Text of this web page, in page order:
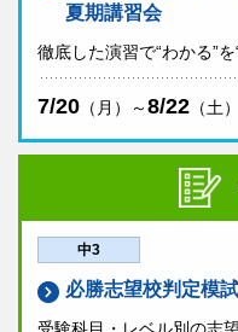
夏期講習会
徹底した演習で“わかる”を
7/20 （月）～8/22 （土）
中3
必勝志望校判定模